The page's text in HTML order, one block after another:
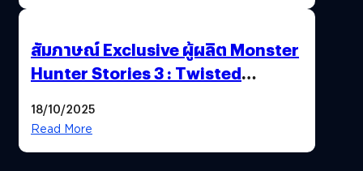
สัมภาษณ์ Exclusive ผู้ผลิต Monster
Hunter Stories 3 : Twisted
สวยฉ่ำ !
18/10/2025
Read More